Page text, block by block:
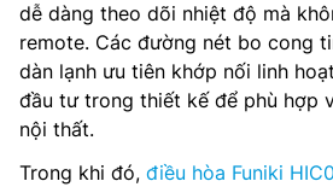
dễ dàng theo dõi nhiệt độ mà
remote. Các đường nét bo cong
dàn lạnh ưu tiên khớp nối linh
đầu tư trong thiết kế để phù hợp
nội thất.
Trong khi đó, điều hòa Funiki